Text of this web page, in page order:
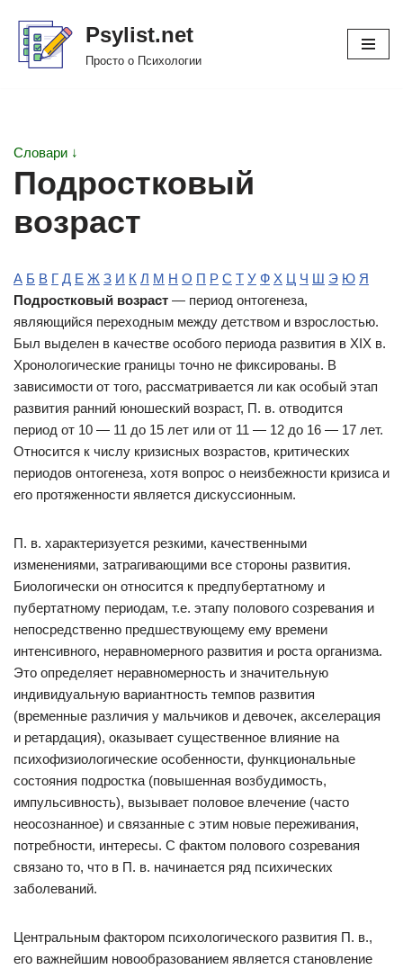
Перейти
Psylist.net
Просто о Психологии
Словари ↓
Подростковый
возраст
А Б В Г Д Е Ж З И К Л М Н О П Р С Т У Ф Х Ц Ч Ш Э Ю Я
Подростковый возраст — период онтогенеза,
являющийся переходным между детством и взрослостью.
Был выделен в качестве особого периода развития в XIX в.
Хронологические границы точно не фиксированы. В
зависимости от того, рассматривается ли как особый этап
развития ранний юношеский возраст, П. в. отводится
период от 10 — 11 до 15 лет или от 11 — 12 до 16 — 17 лет.
Относится к числу кризисных возрастов, критических
периодов онтогенеза, хотя вопрос о неизбежности кризиса и
его протяженности является дискуссионным.
П. в. характеризуется резкими, качественными
изменениями, затрагивающими все стороны развития.
Биологически он относится к предпубертатному и
пубертатному периодам, т.е. этапу полового созревания и
непосредственно предшествующему ему времени
интенсивного, неравномерного развития и роста организма.
Это определяет неравномерность и значительную
индивидуальную вариантность темпов развития
(временные различия у мальчиков и девочек, акселерация
и ретардация), оказывает существенное влияние на
психофизиологические особенности, функциональные
состояния подростка (повышенная возбудимость,
импульсивность), вызывает половое влечение (часто
неосознанное) и связанные с этим новые переживания,
потребности, интересы. С фактом полового созревания
связано то, что в П. в. начинается ряд психических
заболеваний.
Центральным фактором психологического развития П. в.,
его важнейшим новообразованием является становление